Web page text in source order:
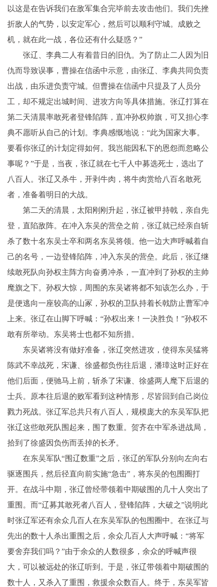
以这是在告诉我们在敌军集合完毕前去攻击他们。我们先挫
折敌人的气势，以安定军心，然后可以顺利守城。成败之
机，就在此一战，各位还有什么疑惑？”
张辽、李典二人有着昔日的旧仇。为了防止二人因为旧
仇而导致误事，曹操在信函中示意，由张辽、李典共同负责
出战，由乐进负责守城。但曹操在信函中只提及了人员分
工，却不规定出城时间、进攻方向等具体措施。张辽打算在
第二天清晨率敢死者登锋陷阵，直冲孙权帅旗，可又担心李
典不愿听从自己的计划。李典感慨地说：“此为国家大事。
要看你张辽的计划定得如何。我岂能因私下的恩怨而忽略公
事呢？”于是，当夜，张辽就在七千人中募选死士，选出了
八百人。张辽又杀牛，开剥牛肉，将牛肉赏给八百名敢死
者，准备着明日的大战。
第二天的清晨，太阳刚刚升起，张辽被甲持戟，亲自先
登，直陷敌阵。在冲入东吴的营垒之前，张辽就已经亲自斩
杀了数十名东吴士卒和两名东吴将领。他一边大声呼喊着自
己的名号，一边登锋陷阵，冲入东吴的营垒。此后，张辽继
续敢死队向孙权主阵方向奋勇冲杀，一直冲到了孙权的主帅
麾旗之下。孙权大惊，周围的东吴诸将都不知该怎么办，于
是便逃向一座较高的山冢，孙权的卫队持着长戟防止曹军冲
上来。张辽在山脚下呼喊：“孙权出来！一决胜负！”孙权不
敢有所举动。东吴将士也都不知所措。
东吴诸将没有做好准备，张辽突然进攻，使得东吴猛将
陈武不幸战死，宋谦、徐盛都负伤往后退，潘璋这时正好在
他们后面，便驰马上前，斩杀了宋谦、徐盛两人麾下后退的
士兵。原本往后退的败军看到这种情形，尽皆回到自己岗位
戮力死战。张辽军总共只有八百人，规模庞大的东吴军队把
张辽这些敢死队围起来，围了数重。贺齐在中军杀进战局，
拾到了徐盛因负伤而丢掉的长矛。
在东吴军队“围辽数重”之后，张辽的军队分别向左向右
驱逐围兵，然后径直向前实施“急击”，将东吴的包围圈打
开。在战斗中期，张辽曾经带领着中期破围的几十人突出了
重围。而“辽募其敢死者八百人，登锋陷阵，大破之”说明此
时张辽军还有余众几百人在东吴军队的包围圈中。在张辽与
先出的数十人杀出重围之后，余众几百人大声呼喊：“将军
要舍弃我们吗？”由于余众的人数很多，余众的呼喊声很
大，可以被远处的张辽听到。于是，张辽带领着中期破围的
数十人，又杀入了重围，救援余众数百人。终于，东吴军皆